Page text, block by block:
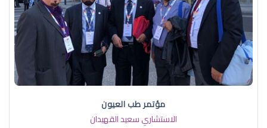
مؤتمر طب العيون
الاستشاري سعيد القهيدان